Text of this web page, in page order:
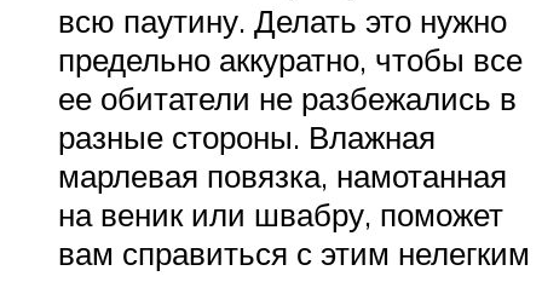
всю паутину. Делать это нужно
предельно аккуратно, чтобы все
ее обитатели не разбежались в
разные стороны. Влажная
марлевая повязка, намотанная
на веник или швабру, поможет
вам справиться с этим нелегким